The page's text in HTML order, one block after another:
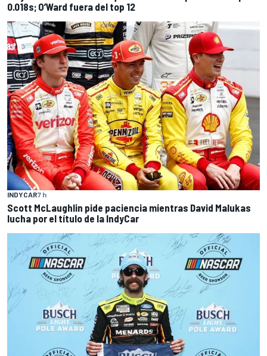
0.018s; O’Ward fuera del top 12
INDYCAR7 h
Scott McLaughlin pide paciencia mientras David Malukas
lucha por el título de la IndyCar